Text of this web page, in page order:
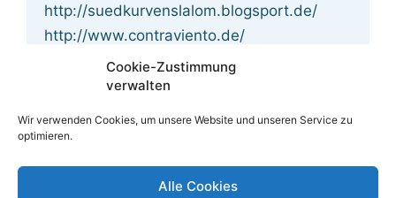
Cookie-Zustimmung
verwalten
Wir verwenden Cookies, um unsere Website und unseren Service zu
optimieren.
Alle Cookies
http://suedkurvenslalom.blogsport.de/
http://www.contraviento.de/
http://www.gudixtransliterarix.jimdo.com
http://www.jonishartmann.de/
http://www.safiyecan.de/
http://www.spechtart.de/r.burnicki.html